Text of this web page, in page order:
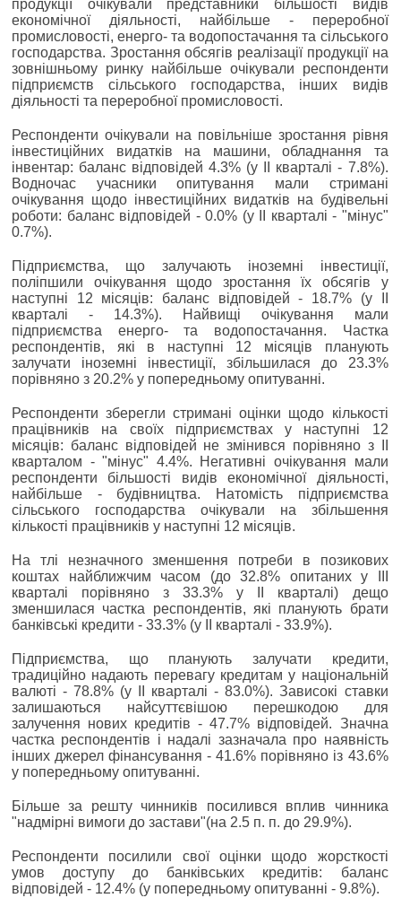
продукції очікували представники більшості видів
економічної діяльності, найбільше - переробної
промисловості, енерго- та водопостачання та сільського
господарства. Зростання обсягів реалізації продукції на
зовнішньому ринку найбільше очікували респонденти
підприємств сільського господарства, інших видів
діяльності та переробної промисловості.
Респонденти очікували на повільніше зростання рівня
інвестиційних видатків на машини, обладнання та
інвентар: баланс відповідей 4.3% (у ІІ кварталі - 7.8%).
Водночас учасники опитування мали стримані
очікування щодо інвестиційних видатків на будівельні
роботи: баланс відповідей - 0.0% (у IІ кварталі - "мінус"
0.7%).
Підприємства, що залучають іноземні інвестиції,
поліпшили очікування щодо зростання їх обсягів у
наступні 12 місяців: баланс відповідей - 18.7% (у ІІ
кварталі - 14.3%). Найвищі очікування мали
підприємства енерго- та водопостачання. Частка
респондентів, які в наступні 12 місяців планують
залучати іноземні інвестиції, збільшилася до 23.3%
порівняно з 20.2% у попередньому опитуванні.
Респонденти зберегли стримані оцінки щодо кількості
працівників на своїх підприємствах у наступні 12
місяців: баланс відповідей не змінився порівняно з ІІ
кварталом - "мінус" 4.4%. Негативні очікування мали
респонденти більшості видів економічної діяльності,
найбільше - будівництва. Натомість підприємства
сільського господарства очікували на збільшення
кількості працівників у наступні 12 місяців.
На тлі незначного зменшення потреби в позикових
коштах найближчим часом (до 32.8% опитаних у ІІІ
кварталі порівняно з 33.3% у ІІ кварталі) дещо
зменшилася частка респондентів, які планують брати
банківські кредити - 33.3% (у ІІ кварталі - 33.9%).
Підприємства, що планують залучати кредити,
традиційно надають перевагу кредитам у національній
валюті - 78.8% (у ІІ кварталі - 83.0%). Зависокі ставки
залишаються найсуттєвішою перешкодою для
залучення нових кредитів - 47.7% відповідей. Значна
частка респондентів і надалі зазначала про наявність
інших джерел фінансування - 41.6% порівняно із 43.6%
у попередньому опитуванні.
Більше за решту чинників посилився вплив чинника
"надмірні вимоги до застави"(на 2.5 п. п. до 29.9%).
Респонденти посилили свої оцінки щодо жорсткості
умов доступу до банківських кредитів: баланс
відповідей - 12.4% (у попередньому опитуванні - 9.8%).